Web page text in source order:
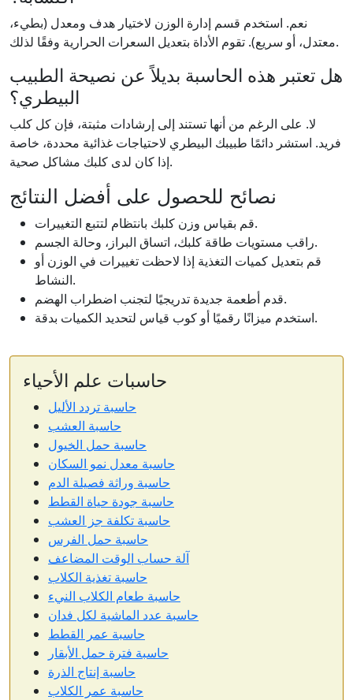
نعم. استخدم قسم إدارة الوزن لاختيار هدف ومعدل (بطيء،
معتدل، أو سريع). تقوم الأداة بتعديل السعرات الحرارية وفقًا لذلك.
هل تعتبر هذه الحاسبة بديلاً عن نصيحة الطبيب
البيطري؟
لا. على الرغم من أنها تستند إلى إرشادات مثبتة، فإن كل كلب
فريد. استشر دائمًا طبيبك البيطري لاحتياجات غذائية محددة، خاصة
إذا كان لدى كلبك مشاكل صحية.
نصائح للحصول على أفضل النتائج
قم بقياس وزن كلبك بانتظام لتتبع التغييرات.
راقب مستويات طاقة كلبك، اتساق البراز، وحالة الجسم.
قم بتعديل كميات التغذية إذا لاحظت تغييرات في الوزن أو
النشاط.
قدم أطعمة جديدة تدريجيًا لتجنب اضطراب الهضم.
استخدم ميزانًا رقميًا أو كوب قياس لتحديد الكميات بدقة.
حاسبات علم الأحياء
حاسبة تردد الأليل
حاسبة العشب
حاسبة حمل الخيول
حاسبة معدل نمو السكان
حاسبة وراثة فصيلة الدم
حاسبة جودة حياة القطط
حاسبة تكلفة جز العشب
حاسبة حمل الفرس
آلة حساب الوقت المضاعف
حاسبة تغذية الكلاب
حاسبة طعام الكلاب النيء
حاسبة عدد الماشية لكل فدان
حاسبة عمر القطط
حاسبة فترة حمل الأبقار
حاسبة إنتاج الذرة
حاسبة عمر الكلاب